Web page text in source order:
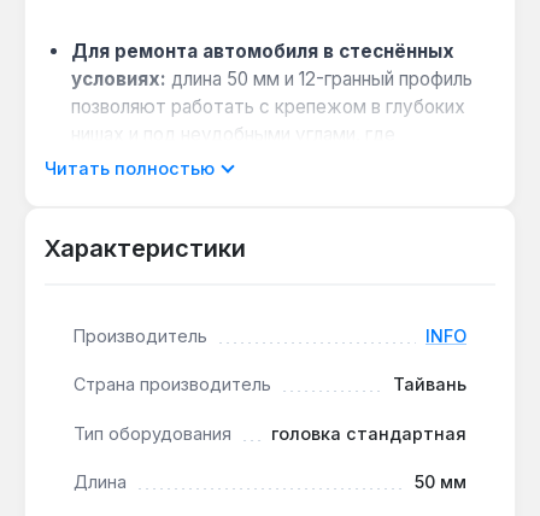
Для ремонта автомобиля в стеснённых
условиях: длина 50 мм и 12-гранный профиль
позволяют работать с крепежом в глубоких
нишах и под неудобными углами, где
стандартная головка не помещается.
воротков и ключей этого размера —
сталь CR-V (хромованадиевая) выдерживает
что важно для профессионального
использования.
соответствие стандартным гайкам и болтам
Читать полностью
Характеристики
Производитель INFO
Страна производитель Тайвань
Тип оборудования головка стандартная
Длина 50 мм